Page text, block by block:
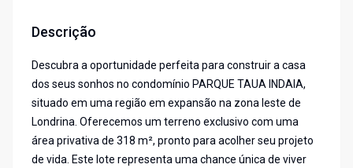
Descrição
Descubra a oportunidade perfeita para construir a casa
dos seus sonhos no condomínio PARQUE TAUA INDAIA,
situado em uma região em expansão na zona leste de
Londrina. Oferecemos um terreno exclusivo com uma
área privativa de 318 m², pronto para acolher seu projeto
de vida. Este lote representa uma chance única de viver